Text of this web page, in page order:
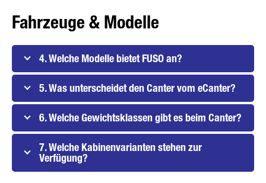
* Pflichtfeld
Wir werden Ihre Daten sorgfältig gemäß den gesetzlichen
Bestimmungen zum Datenschutz entsprechend Ihrer
Fahrzeuge & Modelle
4. Welche Modelle bietet FUSO an?
5. Was unterscheidet den Canter vom eCanter?
6. Welche Gewichtsklassen gibt es beim Canter?
7. Welche Kabinenvarianten stehen zur
Verfügung?